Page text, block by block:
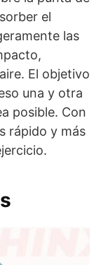
el
las
El objetivo
una y otra
posible. Con
rápido y más